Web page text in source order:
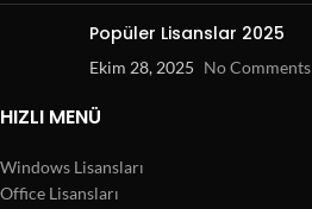
Popüler Lisanslar 2025
Ekim 28, 2025 No Comments
HIZLI MENÜ
Windows Lisansları
Office Lisansları